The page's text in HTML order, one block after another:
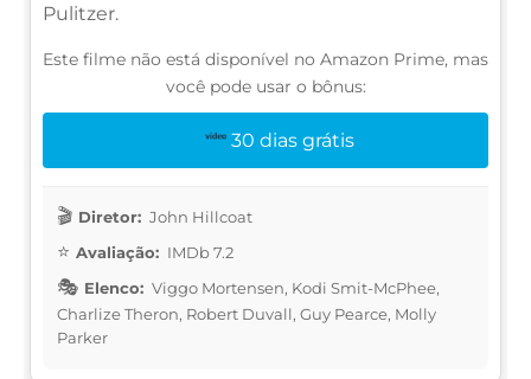
Pulitzer.
Este filme não está disponível no Amazon Prime, mas
você pode usar o bônus:
30 dias grátis
Diretor: John Hillcoat
Avaliação: IMDb 7.2
Elenco: Viggo Mortensen, Kodi Smit-McPhee,
Charlize Theron, Robert Duvall, Guy Pearce, Molly
Parker